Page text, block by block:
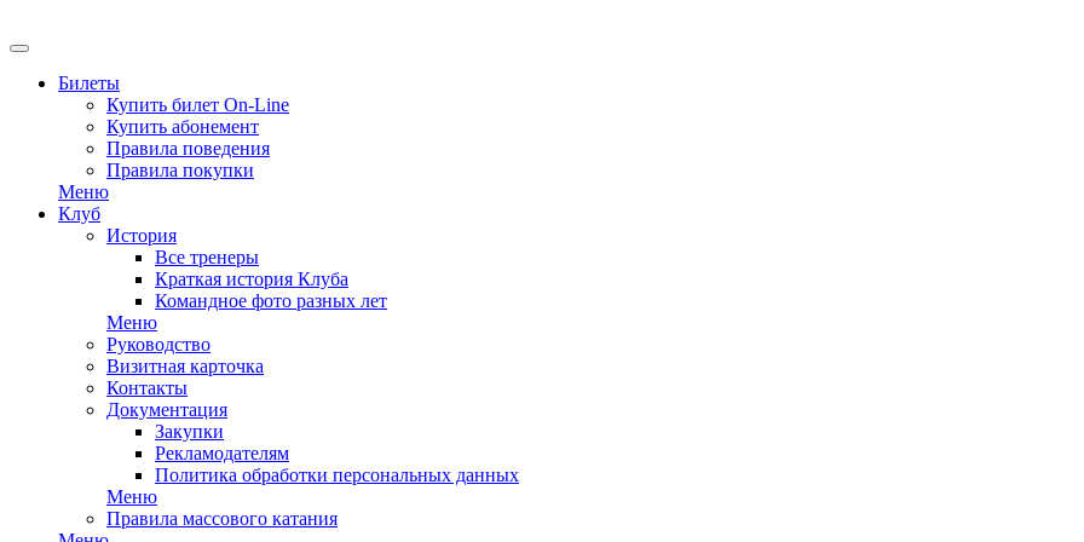
Билеты
Купить билет On-Line
Купить абонемент
Правила поведения
Правила покупки
Меню
Клуб
История
Все тренеры
Краткая история Клуба
Командное фото разных лет
Меню
Руководство
Визитная карточка
Контакты
Документация
Закупки
Рекламодателям
Политика обработки персональных данных
Меню
Правила массового катания